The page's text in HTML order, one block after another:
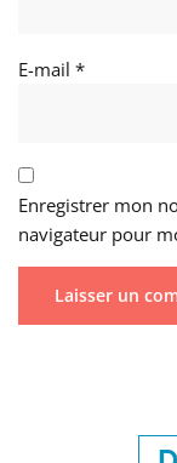
E-mail *
Enregistrer mon
navigateur pour